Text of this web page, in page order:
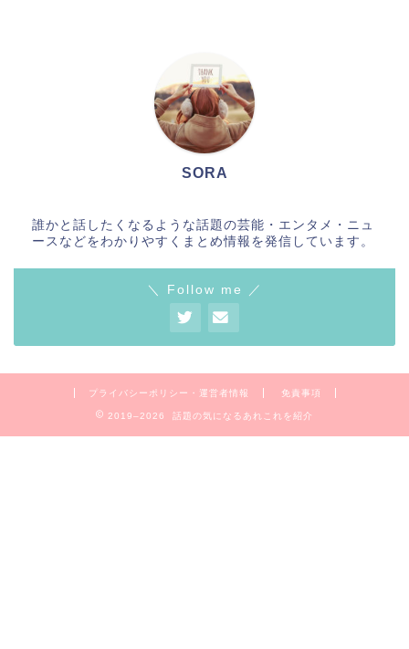
SORA
誰かと話したくなるような話題の芸能・エンタメ・ニュ
ースなどをわかりやすくまとめ情報を発信しています。
＼ Follow me ／
プライバシーポリシー・運営者情報 免責事項
2019–2026 話題の気になるあれこれを紹介